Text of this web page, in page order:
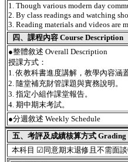
1. Though various modern day
2. By class readings and watching
3. Reading materials and videos are
四、課程內容 Course Description
●整體敘述 Overall Description
授課方式：
1. 依教科書進度講解，教學內容涵
2. 隨堂補充財管課題與實務說明。
3. 指定小組作課堂報告。
4. 期中期末考試。
●分週敘述 Weekly Schedule
五、考評及成績核算方式 Grading
本科目 ☑同意期末退修且不需面